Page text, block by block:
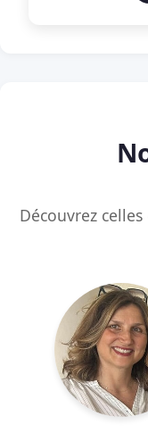
Découvrez